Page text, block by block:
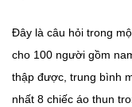
Đây là câu hỏi trong
cho 100 người gồm
thập được, trung bình
nhất 8 chiếc áo thun